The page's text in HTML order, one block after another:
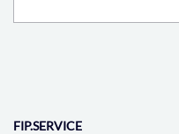
FIP.SERVICE